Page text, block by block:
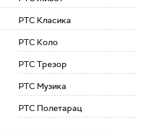
РТС Класика
РТС Коло
РТС Трезор
РТС Музика
РТС Полетарац